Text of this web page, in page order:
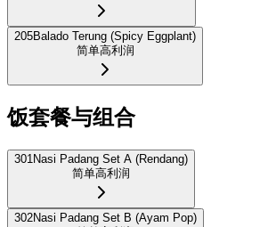
205Balado Terung (Spicy Eggplant)
简单高利润
饭套餐与组合
301Nasi Padang Set A (Rendang)
简单高利润
302Nasi Padang Set B (Ayam Pop)